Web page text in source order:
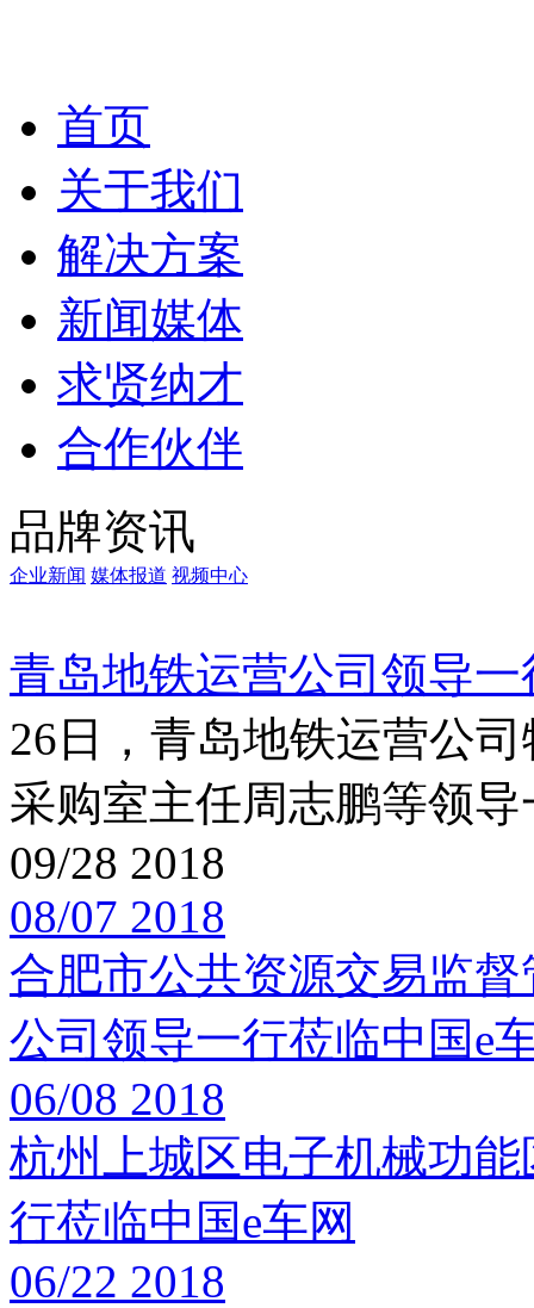
首页
关于我们
解决方案
新闻媒体
求贤纳才
合作伙伴
品牌资讯
企业新闻 媒体报道 视频中心
青岛地铁运营公司领导
26日，青岛地铁运营公
采购室主任周志鹏等领
09/28 2018
08/07 2018
合肥市公共资源交易监
公司领导一行莅临中国e
06/08 2018
杭州上城区电子机械功
行莅临中国e车网
06/22 2018